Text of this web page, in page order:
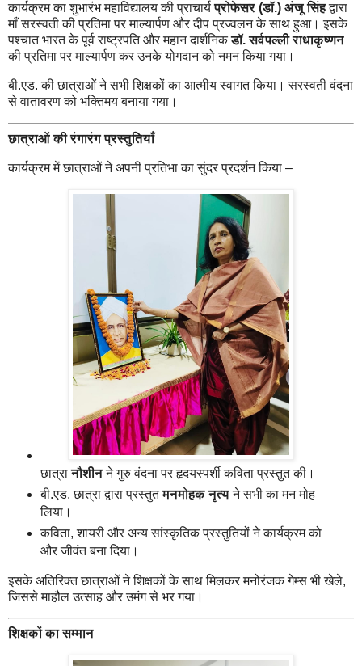
कार्यक्रम का शुभारंभ महाविद्यालय की प्राचार्यप्रोफेसर (डॉ.) अंजू सिंहद्वारा
माँ सरस्वती की प्रतिमा पर माल्यार्पण और दीप प्रज्वलन के साथ हुआ। इसके
पश्चात भारत के पूर्व राष्ट्रपति और महान दार्शनिकडॉ. सर्वपल्ली राधाकृष्णन
की प्रतिमा पर माल्यार्पण कर उनके योगदान को नमन किया गया।
बी.एड. की छात्राओं ने सभी शिक्षकों का आत्मीय स्वागत किया। सरस्वती वंदना
से वातावरण को भक्तिमय बनाया गया।
छात्राओं की रंगारंग प्रस्तुतियाँ
कार्यक्रम में छात्राओं ने अपनी प्रतिभा का सुंदर प्रदर्शन किया –
छात्रानौशीनने गुरु वंदना पर हृदयस्पर्शी कविता प्रस्तुत की।
बी.एड. छात्रा द्वारा प्रस्तुतमनमोहक नृत्यने सभी का मन मोह
लिया।
कविता, शायरी और अन्य सांस्कृतिक प्रस्तुतियों ने कार्यक्रम को
और जीवंत बना दिया।
इसके अतिरिक्त छात्राओं ने शिक्षकों के साथ मिलकर मनोरंजक गेम्स भी खेले,
जिससे माहौल उत्साह और उमंग से भर गया।
शिक्षकों का सम्मान